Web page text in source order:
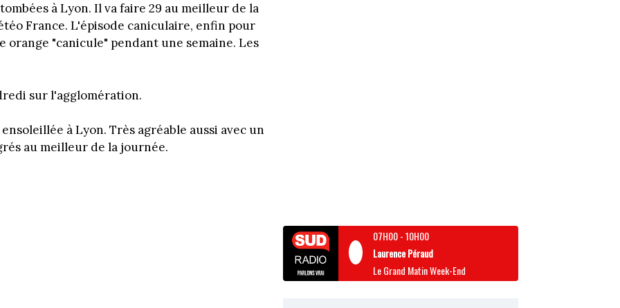
à Lyon. Il va faire 29 au meilleur de la
France. L'épisode caniculaire, enfin pour
"canicule" pendant une semaine. Les
sur l'agglomération.
à Lyon. Très agréable aussi avec un
au meilleur de la journée.
07H00-10H00
Laurence Péraud
Le Grand Matin Week-End